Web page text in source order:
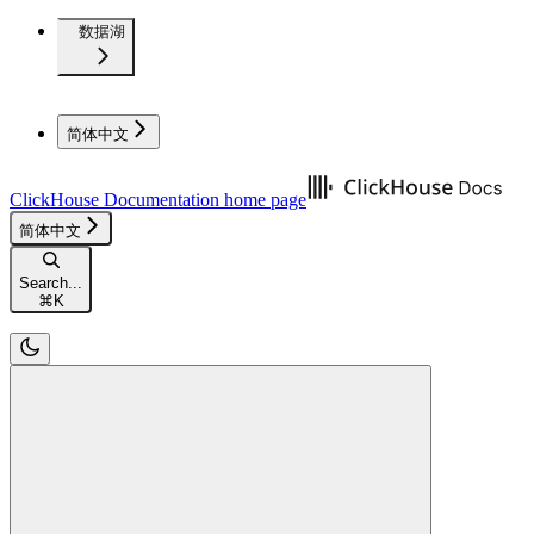
数据湖
简体中文
ClickHouse Documentation home page
简体中文
Search...
⌘K